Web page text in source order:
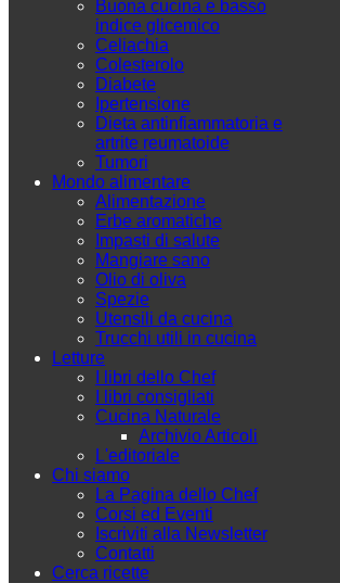
Buona cucina e basso
indice glicemico
Celiachia
Colesterolo
Diabete
Ipertensione
Dieta antinfiammatoria e
artrite reumatoide
Tumori
Mondo alimentare
Alimentazione
Erbe aromatiche
Impasti di salute
Mangiare sano
Olio di oliva
Spezie
Utensili da cucina
Trucchi utili in cucina
Letture
I libri dello Chef
I libri consigliati
Cucina Naturale
Archivio Articoli
L'editoriale
Chi siamo
La Pagina dello Chef
Corsi ed Eventi
Iscriviti alla Newsletter
Contatti
Cerca ricette